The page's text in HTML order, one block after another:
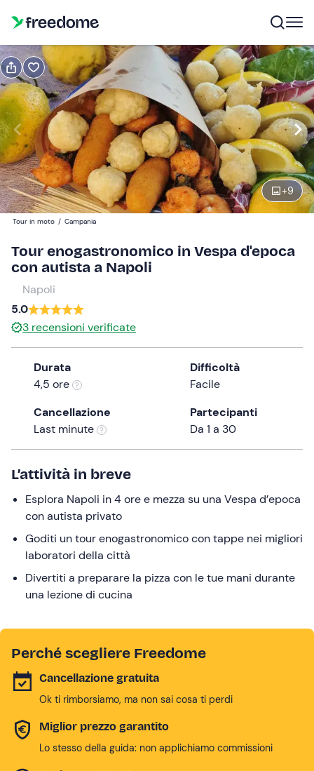
+9
Prenota Regala
Navigate
forward
to
interact
with
the
and
select
date.
Press
the
question
mark
keyboard
shortcuts
for
changing
dates.
Modifica
10:00 Modifica
Partecipanti
400 €
1
Tour in moto / Campania
Tour enogastronomico in Vespa d'epoca
con autista a Napoli
Napoli
5.0
3 recensioni verificate
Durata
4,5 ore
Difficoltà
Facile
Cancellazione
Last minute
Partecipanti
Da 1 a 30
L’attività in breve
Esplora Napoli in 4 ore e mezza su una Vespa d’epoca
con autista privato
Goditi un tour enogastronomico con tappe nei migliori
laboratori della città
Divertiti a preparare la pizza con le tue mani durante
una lezione di cucina
Perché scegliere Freedome
Cancellazione gratuita
Ok ti rimborsiamo, ma non sai cosa ti perdi
Miglior prezzo garantito
Lo stesso della guida: non applichiamo commissioni